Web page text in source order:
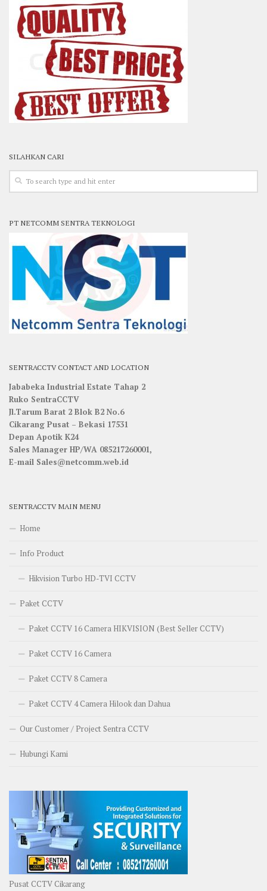
SILAHKAN CARI
PT NETCOMM SENTRA TEKNOLOGI
SENTRACCTV CONTACT AND LOCATION
Jababeka Industrial Estate Tahap 2
Ruko SentraCCTV
Jl.Tarum Barat 2 Blok B2 No.6
Cikarang Pusat – Bekasi 17531
Depan Apotik K24
Sales Manager HP/WA 085217260001,
E-mail Sales@netcomm.web.id
SENTRACCTV MAIN MENU
Home
Info Product
Hikvision Turbo HD-TVI CCTV
Paket CCTV
Paket CCTV 16 Camera HIKVISION (Best Seller CCTV)
Paket CCTV 16 Camera
Paket CCTV 8 Camera
Paket CCTV 4 Camera Hilook dan Dahua
Our Customer / Project Sentra CCTV
Hubungi Kami
Pusat CCTV Cikarang